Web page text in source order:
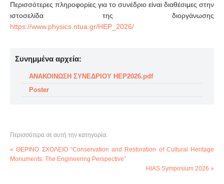
Περισσότερες πληροφορίες για το συνέδριο είναι διαθέσιμες στην
ιστοσελίδα της διοργάνωσης
https://www.physics.ntua.gr/HEP_2026/
Συνημμένα αρχεία:
ΑΝΑΚΟΙΝΩΣΗ ΣΥΝΕΔΡΙΟΥ HEP2026.pdf
Poster
Περισσότερα σε αυτή την κατηγορία:
« ΘΕΡΙΝΟ ΣΧΟΛΕΙΟ “Conservation and Restoration of Cultural Heritage
Monuments: The Engineering Perspective”
HIAS Symposium 2026 »